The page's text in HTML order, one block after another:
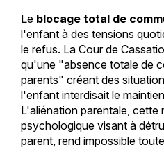
Le blocage total de
l'enfant à des tensions
le refus. La Cour de
qu'une "absence totale de
parents" créant des
l'enfant interdisait le
L'aliénation parentale, cette
psychologique visant à
parent, rend impossible